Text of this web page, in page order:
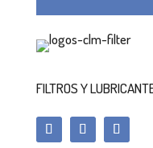
FILTROS Y